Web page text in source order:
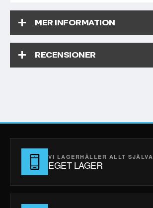
MER INFORMATION
RECENSIONER
VI LAGERHÅLLER ALLT SJÄLVA
EGET LAGER